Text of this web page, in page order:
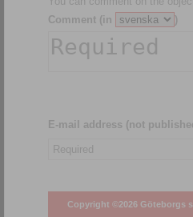
Comment (in
)
E-mail address (not
Copyright ©2026 Göteborgs